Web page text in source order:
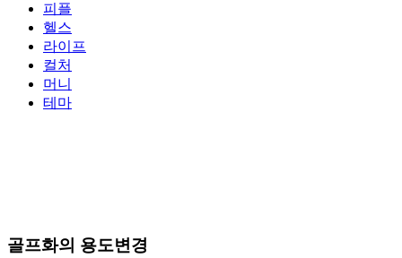
피플
헬스
라이프
컬처
머니
테마
골프화의 용도변경